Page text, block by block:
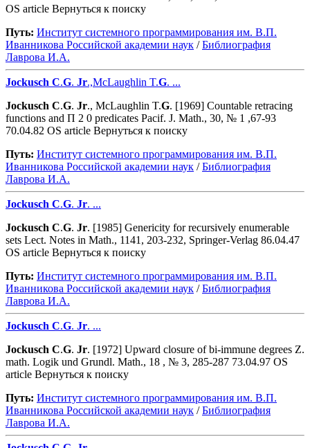
OS article Вернуться к поиску
Путь: Институт системного программирования им. В.П.
Иванникова Роcсийской академии наук /Библиография
Лаврова И.А.
Jockusch C.G. Jr.,McLaughlin T.G. ...
Jockusch C.G. Jr., McLaughlin T.G. [1969] Countable retracing
functions and Π 2 0 predicates Pacif. J. Math., 30, № 1 ,67-93
70.04.82 OS article Вернуться к поиску
Путь: Институт системного программирования им. В.П.
Иванникова Роcсийской академии наук /Библиография
Лаврова И.А.
Jockusch C.G. Jr. ...
Jockusch C.G. Jr. [1985] Genericity for recursively enumerable
sets Lect. Notes in Math., 1141, 203-232, Springer-Verlag 86.04.47
OS article Вернуться к поиску
Путь: Институт системного программирования им. В.П.
Иванникова Роcсийской академии наук /Библиография
Лаврова И.А.
Jockusch C.G. Jr. ...
Jockusch C.G. Jr. [1972] Upward closure of bi-immune degrees Z.
math. Logik und Grundl. Math., 18 , № 3, 285-287 73.04.97 OS
article Вернуться к поиску
Путь: Институт системного программирования им. В.П.
Иванникова Роcсийской академии наук /Библиография
Лаврова И.А.